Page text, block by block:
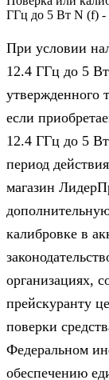
ГГц до 5 Вт N (f) -
При условии
12.4 ГГц до 5
утвержденного
если
12.4 ГГц до 5
период
магазин
калибровке в
организациях,
прейскуранту
поверки
Федеральном
обеспечению